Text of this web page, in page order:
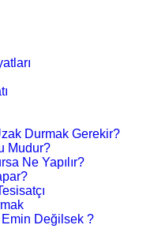
Durmak Gerekir?
Mudur?
Ne Yapılır?
Değilsek ?